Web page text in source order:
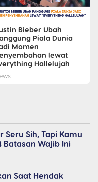
Bieber Ubah
Piala Dunia
Momen
lewat
Hallelujah
Seru Sih, Tapi Kamu
Batasan Wajib Ini
Saat Hendak